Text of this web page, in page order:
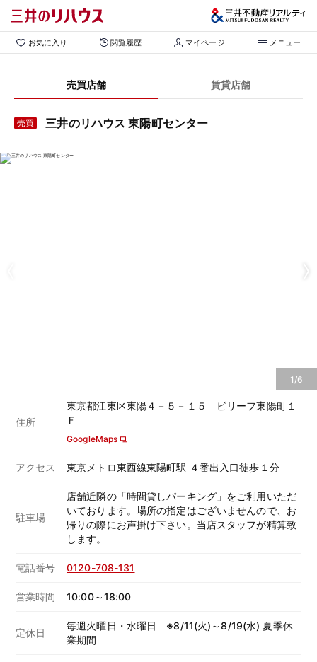
お気に入り 閲覧履歴 マイページ メニュー
売買店舗 賃貸店舗
売買 三井のリハウス 東陽町センター
1/6
住所
東京都江東区東陽４－５－１５ ビリーフ東陽町１
Ｆ
GoogleMaps
アクセス 東京メトロ東西線東陽町駅 ４番出入口徒歩１分
駐車場
店舗近隣の「時間貸しパーキング」をご利用いただ
いております。場所の指定はございませんので、お
帰りの際にお声掛け下さい。当店スタッフが精算致
します。
電話番号 0120-708-131
営業時間 10:00～18:00
定休日
毎週火曜日・水曜日 ※8/11(火)～8/19(水) 夏季休
業期間